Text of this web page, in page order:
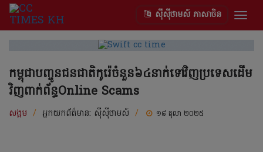
ស៊ីស៊ីថាមស៍ ភាសាចិន
កម្ពុជាបញ្ចូនជនជាតិកូរ៉េចំនួន៦៤នាក់ទៅវិញប្រទេសដើម
វិញពាក់ព័ន្ធOnline Scams
សង្គម / អ្នកយកព័ត៌មាន: ស៊ីស៊ីថាមស៍ / ១៨ តុលា ២០២៥